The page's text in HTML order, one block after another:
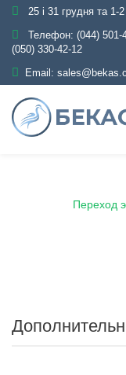
25 і 31 грудня та 1-
Телефон: (044) 501-
(050) 330-42-12
Email:
Переход